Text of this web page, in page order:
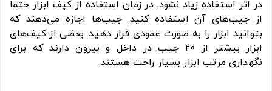
در اثر استفاده زیاد نشود. در زمان استفاده از کیف ابزار حتما
از جیب‌های آن استفاده کنید. جیب‌ها اجازه می‌دهند که
بتوانید ابزار را به صورت عمودی قرار دهید. بعضی از کیف‌های
ابزار بیشتر از 20 جیب در داخل و بیرون دارند که برای
نگهداری مرتب ابزار بسیار راحت هستند.